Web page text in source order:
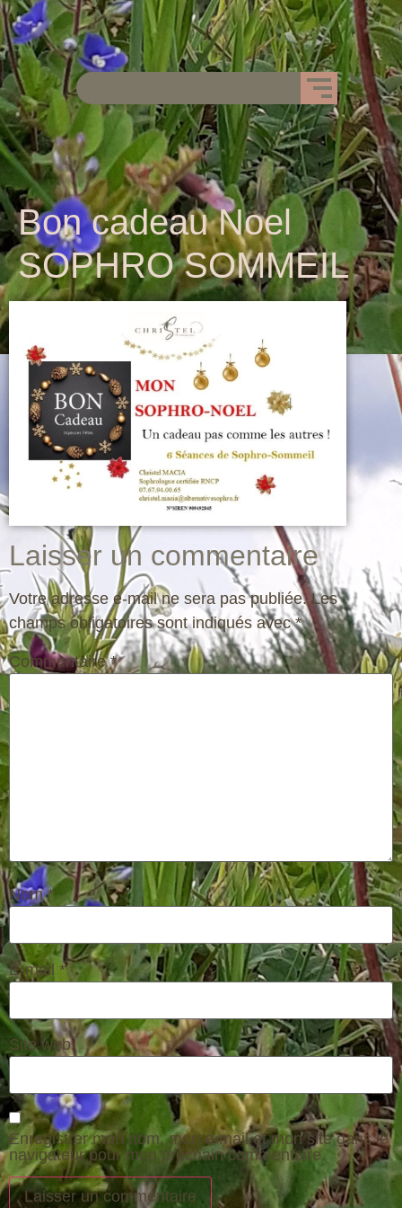
Bon cadeau Noel
SOPHRO SOMMEIL
Laisser un commentaire
Votre adresse e-mail ne sera pas publiée. Les
champs obligatoires sont indiqués avec*
Commentaire*
Nom*
E-mail *
Site web
Enregistrer mon nom, mon e-mail et mon site dans le
navigateur pour mon prochain commentaire.